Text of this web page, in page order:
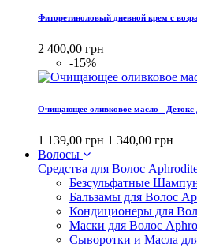
Фиторетиноловый дневной крем с
2 400,00 грн
-15%
Очищающее оливковое масло -
1 139,00 грн 1 340,00 грн
Волосы
Средства для Волос
Безсульфатные
Бальзамы для Волос
Кондиционеры для
Маски для Волос
Сыворотки и Масла